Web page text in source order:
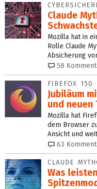
Claude
Mozilla hat in
Rolle Claude
Absicherung
58
FIREFOX 150
Jubiläum
und neuen
Mozilla hat
dem Browser
Ansicht und
63
CLAUDE
Was